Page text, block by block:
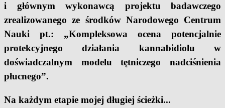
i głównym wykonawcą projektu badawczego
zrealizowanego ze środków Narodowego Centrum
Nauki pt.: „Kompleksowa ocena potencjalnie
protekcyjnego działania kannabidiolu w
doświadczalnym modelu tętniczego nadciśnienia
płucnego”.
Na każdym etapie mojej długiej ścieżki...